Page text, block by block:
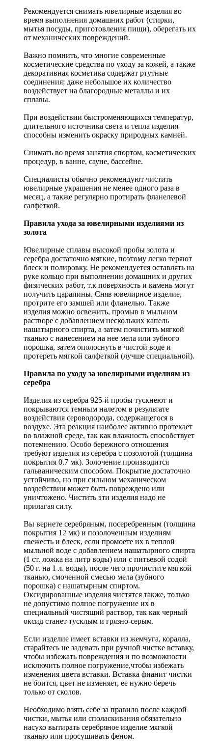
Рекомендуется снимать ювелирные изделия во
время выполнения домашних работ (стирки,
мытья посуды, приготовления пищи), оберегать их
от механических повреждений.
Важно помнить, что многие современные
косметические средства по уходу за кожей, а также
декоративная косметика содержат ртутные
соединения; даже небольшое их количество
воздействует на благородные металлы и их
сплавы.
При воздействии быстроменяющихся температур,
длительного источника света и тепла изделия
способны изменить окраску природных камней.
Снимать во время занятия спортом, косметических
процедур, в ванне, сауне, бассейне.
Специалисты обычно рекомендуют чистить
ювелирные украшения не менее одного раза в
месяц, а также регулярно протирать фланелевой
салфеткой.
Правила ухода за ювелирными изделиями из
золота
Ювелирные сплавы высокой пробы золота и
серебра достаточно мягкие, поэтому легко теряют
блеск и полировку. Не рекомендуется оставлять на
руке кольцо при выполнении домашних и других
физических работ, т.к поверхность и камень могут
получить царапины. Сняв ювелирное изделие,
протрите его замшей или фланелью. Также
изделия можно освежить, промыв в мыльном
растворе с добавлением нескольких капель
нашатырного спирта, а затем почистить мягкой
тканью с нанесением на нее мела или зубного
порошка, затем ополоснуть в чистой воде и
протереть мягкой салфеткой (лучше специальной).
Правила по уходу за ювелирными изделиям из
серебра
Изделия из серебра 925-й пробы тускнеют и
покрываются темным налетом в результате
воздействия сероводорода, содержащегося в
воздухе. Эта реакция наиболее активно протекает
во влажной среде, так как влажность способствует
потемнению. Особо бережного отношения
требуют изделия из серебра с позолотой (толщина
покрытия 0.7 мк). Золочение производится
гальваническим способом. Покрытие достаточно
устойчиво, но при сильном механическом
воздействии может быть повреждено или
уничтожено. Чистить эти изделия надо не
прилагая силу.
Вы вернете серебряным, посеребренным (толщина
покрытия 12 мк) и позолоченным изделиям
свежесть и блеск, если промоете их в теплой
мыльной воде с добавлением нашатырного спирта
(1 ст. ложка на литр воды) или с питьевой содой
(50 г. на 1 л. воды), после чего прочистите мягкой
тканью, смоченной смесью мела (зубного
порошка) с нашатырным спиртом.
Оксидированные изделия чистятся также, только
не допустимо полное погружение их в
специальный чистящий раствор, так как черный
оксид станет тусклым и грязно-серым.
Если изделие имеет вставки из жемчуга, коралла,
старайтесь не задевать при ручной чистке вставку,
чтобы избежать повреждения и по возможности
исключить полное погружение,чтобы избежать
изменения цвета вставки. Вставка фианит чистки
не боится, цвет не изменяет, ее нужно беречь
только от сколов.
Необходимо взять себе за правило после каждой
чистки, мытья или споласкивания обязательно
насухо вытирать серебряное изделие мягкой
тканью или просушивать феном.